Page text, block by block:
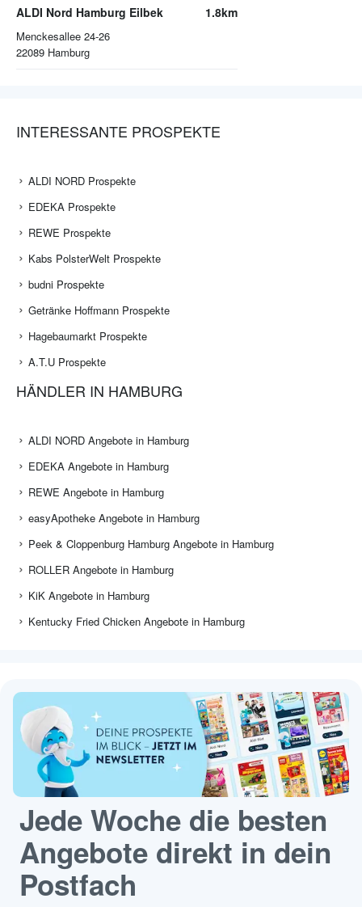
ALDI Nord Hamburg Eilbek
Menckesallee 24-26
22089 Hamburg
1.8km
INTERESSANTE PROSPEKTE
ALDI NORD Prospekte
EDEKA Prospekte
REWE Prospekte
Kabs PolsterWelt Prospekte
budni Prospekte
Getränke Hoffmann Prospekte
Hagebaumarkt Prospekte
A.T.U Prospekte
HÄNDLER IN HAMBURG
ALDI NORD Angebote in Hamburg
EDEKA Angebote in Hamburg
REWE Angebote in Hamburg
easyApotheke Angebote in Hamburg
Peek & Cloppenburg Hamburg Angebote in Hamburg
ROLLER Angebote in Hamburg
KiK Angebote in Hamburg
Kentucky Fried Chicken Angebote in Hamburg
Jede Woche die besten
Angebote direkt in dein
Postfach